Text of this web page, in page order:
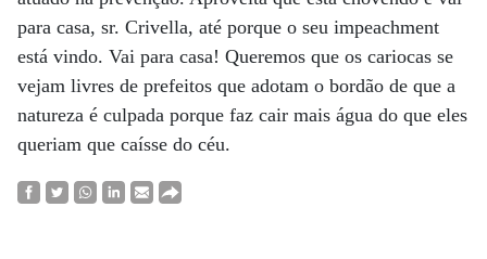
para casa, sr. Crivella, até porque o seu impeachment
está vindo. Vai para casa! Queremos que os cariocas se
vejam livres de prefeitos que adotam o bordão de que a
natureza é culpada porque faz cair mais água do que eles
queriam que caísse do céu.